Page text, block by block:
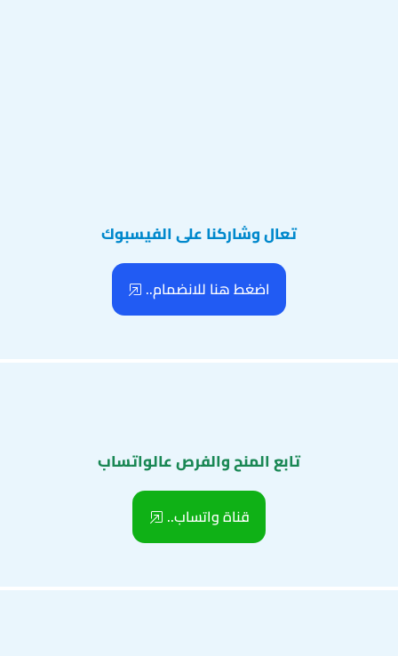
تعال وشاركنا على الفيسبوك
اضغط هنا للانضمام..
تابع المنح والفرص عالواتساب
قناة واتساب..